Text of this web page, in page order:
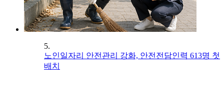
5.
노인일자리 안전관리 강화, 안전전담인력 613명 첫
배치